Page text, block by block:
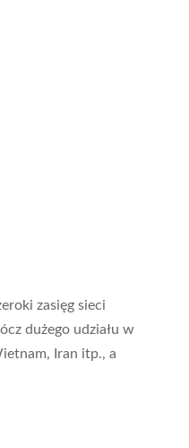
zasięg sieci
dużego udziału w
Iran itp., a